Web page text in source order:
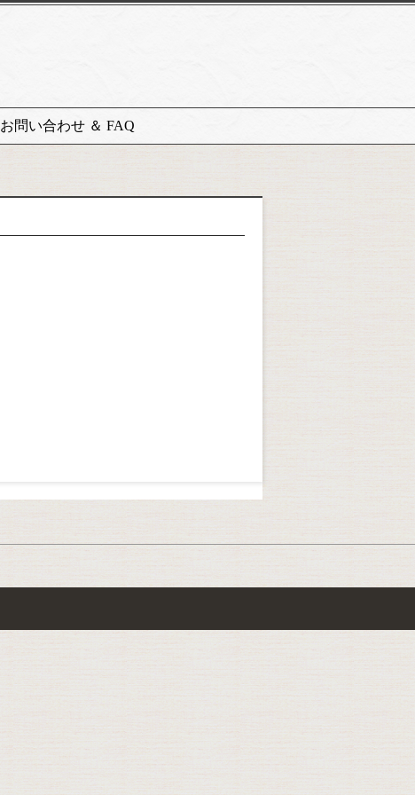
お問い合わせ ＆ FAQ